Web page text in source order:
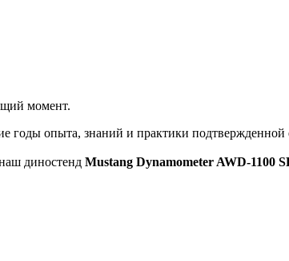
момент.
опыта, знаний и практики
диностенд Mustang Dynamometer AWD-1100